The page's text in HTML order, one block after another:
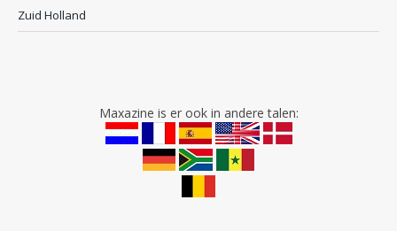
Zuid Holland
Maxazine is er ook in andere talen: